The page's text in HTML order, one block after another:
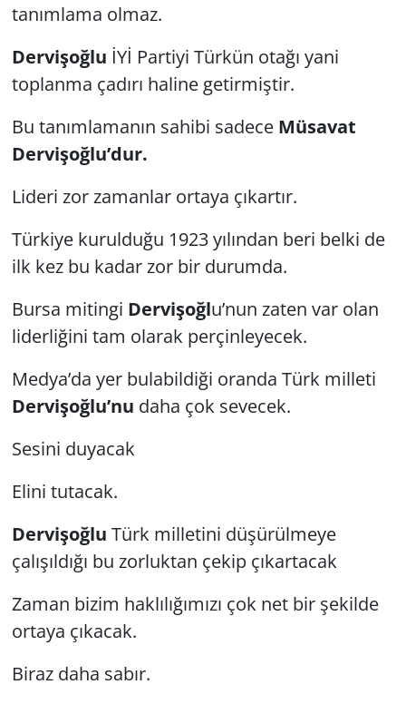
tanımlama olmaz.
Dervişoğlu İYİ Partiyi Türkün otağı yani
toplanma çadırı haline getirmiştir.
Bu tanımlamanın sahibi sadece Müsavat
Dervişoğlu’dur.
Lideri zor zamanlar ortaya çıkartır.
Türkiye kurulduğu 1923 yılından beri belki de
ilk kez bu kadar zor bir durumda.
Bursa mitingi Dervişoğlu’nun zaten var olan
liderliğini tam olarak perçinleyecek.
Medya’da yer bulabildiği oranda Türk milleti
Dervişoğlu’nu daha çok sevecek.
Sesini duyacak
Elini tutacak.
Dervişoğlu Türk milletini düşürülmeye
çalışıldığı bu zorluktan çekip çıkartacak
Zaman bizim haklılığımızı çok net bir şekilde
ortaya çıkacak.
Biraz daha sabır.